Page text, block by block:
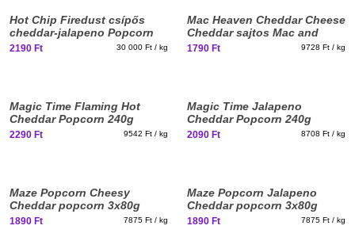
Hot Chip Firedust csípős
cheddar-jalapeno Popcorn
fűszerkeverék 73g
2190 Ft 30 000 Ft / kg
Mac Heaven Cheddar Cheese
Cheddar sajtos Mac and
Cheese 184g
1790 Ft 9728 Ft / kg
Magic Time Flaming Hot
Cheddar Popcorn 240g
2290 Ft 9542 Ft / kg
Magic Time Jalapeno
Cheddar Popcorn 240g
2090 Ft 8708 Ft / kg
Maze Popcorn Cheesy
Cheddar popcorn 3x80g
1890 Ft 7875 Ft / kg
Maze Popcorn Jalapeno
Cheddar popcorn 3x80g
1890 Ft 7875 Ft / kg